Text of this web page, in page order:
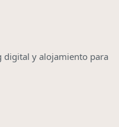
digital y alojamiento para